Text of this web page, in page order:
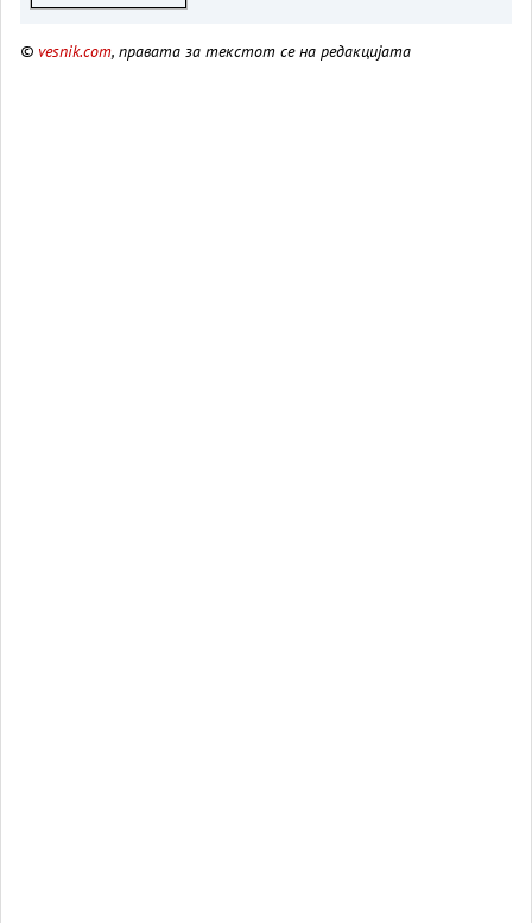
© vesnik.com, правата за текстот се на редакцијата